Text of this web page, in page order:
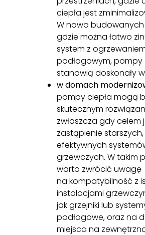
ciepła jest
W nowo
gdzie można łatwo
system z
podłogowym, pompy
stanowią doskonały
w domach
pompy ciepła mogą
skutecznym
zwłaszcza gdy celem
zastąpienie starszych,
efektywnych
grzewczych. W takim
warto zwrócić uwagę
na kompatybilność z
instalacjami
jak grzejniki lub
podłogowe, oraz na
miejsca na